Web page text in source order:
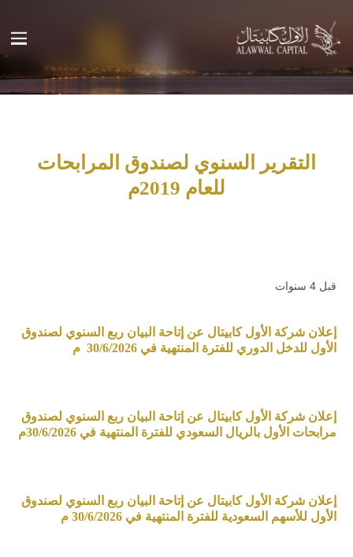
التقرير السنوي لصندوق المرابحات
للعام 2019م
قبل 4 سنوات
إعلان شركة الأول كابيتال عن إتاحة البيان ربع السنوي لصندوق
الأول للدخل الدوري للفترة المنتهية في 30/6/2026 م
إعلان شركة الأول كابيتال عن إتاحة البيان ربع السنوي لصندوق
مرابحات الأول بالريال السعودي للفترة المنتهية في 30/6/2026م
إعلان شركة الأول كابيتال عن إتاحة البيان ربع السنوي لصندوق
الأول للأسهم السعودية للفترة المنتهية في 30/6/2026 م